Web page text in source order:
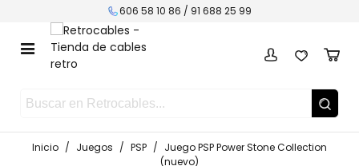
606 58 10 86 / 91 688 25 99
Inicio / Juegos / PSP / Juego PSP Power Stone Collection
(nuevo)